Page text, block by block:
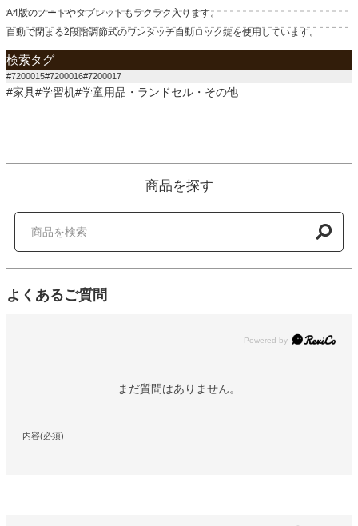
A4版のノートやタブレットもラクラク入ります。
自動で閉まる2段階調節式のワンタッチ自動ロック錠を使用しています。
検索タグ
#7200015#7200016#7200017
#家具#学習机#学童用品・ランドセル・その他
商品を探す
よくあるご質問
Powered by
まだ質問はありません。
内容(必須)